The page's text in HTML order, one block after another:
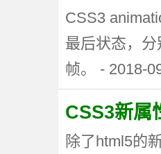
CSS3
最后状态，
帧。 - 2018-
CSS3新属
除了html5的